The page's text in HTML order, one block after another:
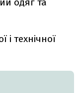
і технічної